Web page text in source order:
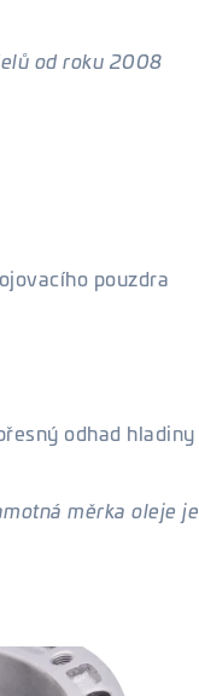
od roku 2008
pouzdra
odhad hladiny
měrka oleje je